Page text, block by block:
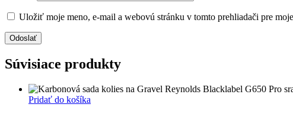
Uložiť moje meno, e-mail a webovú stránku v tomto prehliadači pre
Súvisiace produkty
Pridať do košíka